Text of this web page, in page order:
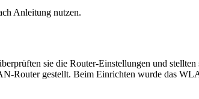
Anleitung nutzen.
sie die Router-Einstellungen und
Router gestellt. Beim Einrichten wurde das